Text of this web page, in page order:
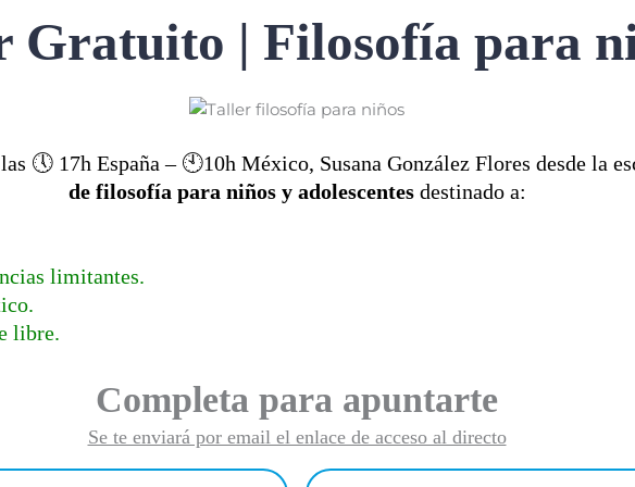
Gratuito | Filosofía para
🕔 17h España – 🕙10h México, Susana González Flores desde la
de filosofía para niños y adolescentesdestinado a:
limitantes.
libre.
Completa para apuntarte
Se te enviará por email el enlace de acceso al directo
Email